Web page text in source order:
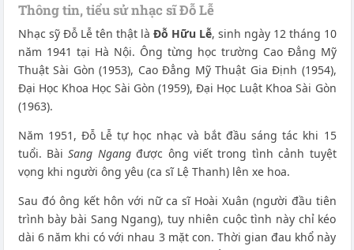
Thông tin, tiểu sử nhạc sĩ Đỗ Lễ
Nhạc sỹ Đỗ Lễ tên thật là Đỗ Hữu Lễ, sinh ngày 12 tháng 10
năm 1941 tại Hà Nội. Ông từng học trường Cao Đẳng Mỹ
Thuật Sài Gòn (1953), Cao Đẳng Mỹ Thuật Gia Định (1954),
Đại Học Khoa Học Sài Gòn (1959), Đại Học Luật Khoa Sài Gòn
(1963).
Năm 1951, Đỗ Lễ tự học nhạc và bắt đầu sáng tác khi 15
tuổi. BàiSang Ngangđược ông viết trong tình cảnh tuyệt
vọng khi người ông yêu (ca sĩ Lệ Thanh) lên xe hoa.
Sau đó ông kết hôn với nữ ca sĩ Hoài Xuân (người đầu tiên
trình bày bài Sang Ngang), tuy nhiên cuộc tình này chỉ kéo
dài 6 năm khi có với nhau 3 mặt con. Thời gian đau khổ này